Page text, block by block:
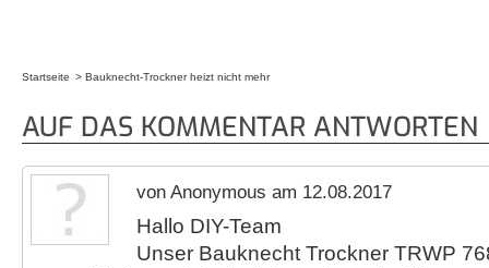
Startseite Bauknecht-Trockner heizt nicht mehr
AUF DAS KOMMENTAR ANTWORTEN
von Anonymous am 12.08.2017
Hallo DIY-Team
Unser Bauknecht Trockner TRWP